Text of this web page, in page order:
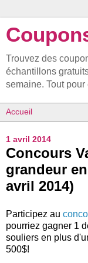
Trouvez des
échantillons
semaine. Tout
1 avril 2014
Concours
grandeur
avril 2014)
Participez au
pourriez gagner 1
souliers en plus
500$!